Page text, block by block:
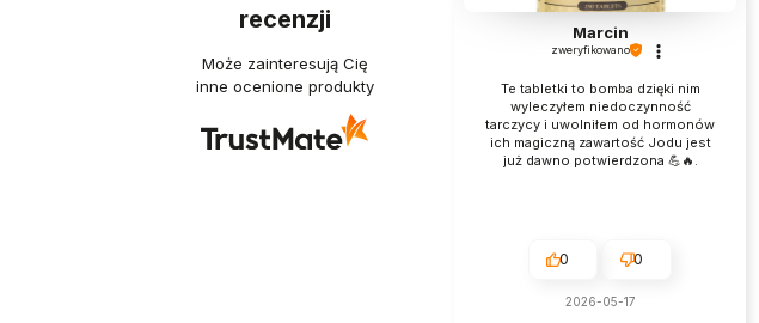
recenzji
Może zainteresują Cię
inne ocenione produkty
Marcin
zweryfikowano
Te tabletki to bomba dzięki nim
wyleczyłem niedoczynność
tarczycy i uwolniłem od hormonów
ich magiczną zawartość Jodu jest
już dawno potwierdzona 💪🔥.
0 0
2026-05-17